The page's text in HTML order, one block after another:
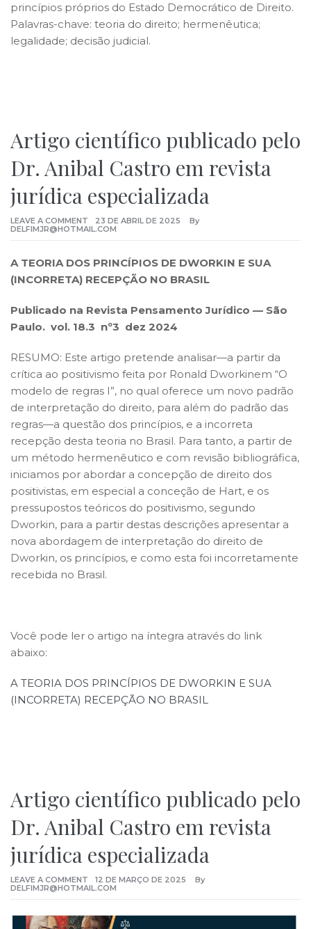
princípios próprios do Estado Democrático de Direito.
Palavras-chave: teoria do direito; hermenêutica;
legalidade; decisão judicial.
Artigo científico publicado pelo
Dr. Anibal Castro em revista
jurídica especializada
LEAVE A COMMENT 23 DE ABRIL DE 2025
By
DELFIMJR@HOTMAIL.COM
A TEORIA DOS PRINCÍPIOS DE DWORKIN E SUA
(INCORRETA) RECEPÇÃO NO BRASIL
Publicado na Revista Pensamento Jurídico — São
Paulo. vol. 18.3 nº3 dez 2024
RESUMO: Este artigo pretende analisar—a partir da
crítica ao positivismo feita por Ronald Dworkinem “O
modelo de regras I”, no qual oferece um novo padrão
de interpretação do direito, para além do padrão das
regras—a questão dos princípios, e a incorreta
recepção desta teoria no Brasil. Para tanto, a partir de
um método hermenêutico e com revisão bibliográfica,
iniciamos por abordar a concepção de direito dos
positivistas, em especial a conceção de Hart, e os
pressupostos teóricos do positivismo, segundo
Dworkin, para a partir destas descrições apresentar a
nova abordagem de interpretação do direito de
Dworkin, os princípios, e como esta foi incorretamente
recebida no Brasil.
Você pode ler o artigo na íntegra através do link
abaixo:
A TEORIA DOS PRINCÍPIOS DE DWORKIN E SUA
(INCORRETA) RECEPÇÃO NO BRASIL
Artigo científico publicado pelo
Dr. Anibal Castro em revista
jurídica especializada
LEAVE A COMMENT 12 DE MARÇO DE 2025
By
DELFIMJR@HOTMAIL.COM